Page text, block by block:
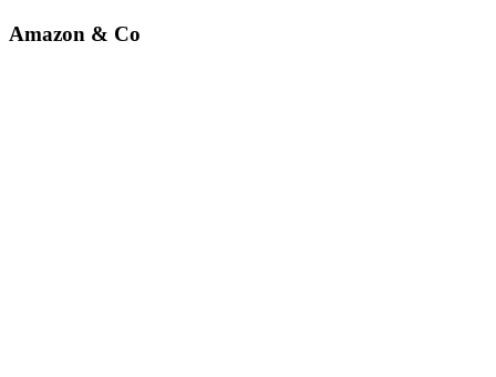
Amazon & Co